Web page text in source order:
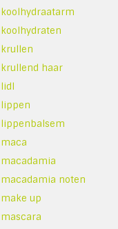
koolhydraatarm
koolhydraten
krullen
krullend haar
lidl
lippen
lippenbalsem
maca
macadamia
macadamia noten
make up
mascara